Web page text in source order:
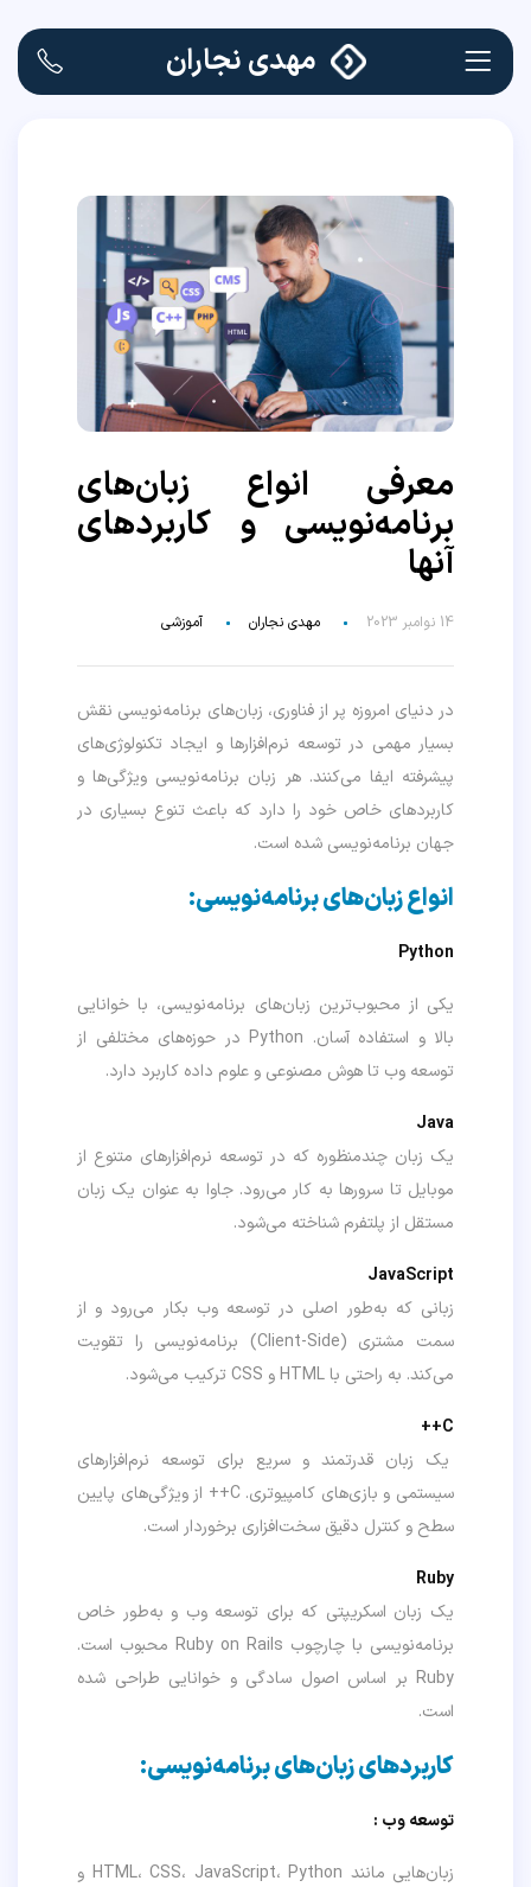
مهدی نجاران
معرفی انواع زبان‌های
برنامه‌نویسی و کاربردهای
آنها
14 نوامبر 2023 مهدی نجاران آموزشی
در دنیای امروزه پر از فناوری، زبان‌های برنامه‌نویسی نقش
بسیار مهمی در توسعه نرم‌افزارها و ایجاد تکنولوژی‌های
پیشرفته ایفا می‌کنند. هر زبان برنامه‌نویسی ویژگی‌ها و
کاربردهای خاص خود را دارد که باعث تنوع بسیاری در
جهان برنامه‌نویسی شده است.
انواع زبان‌های برنامه‌نویسی:
Python
یکی از محبوب‌ترین زبان‌های برنامه‌نویسی، با خوانایی
بالا و استفاده آسان. Python در حوزه‌های مختلفی از
توسعه وب تا هوش مصنوعی و علوم داده کاربرد دارد.
Java
یک زبان چندمنظوره که در توسعه نرم‌افزارهای متنوع از
موبایل تا سرورها به کار می‌رود. جاوا به عنوان یک زبان
مستقل از پلتفرم شناخته می‌شود.
JavaScript
زبانی که به‌طور اصلی در توسعه وب بکار می‌رود و از
سمت مشتری (Client-Side) برنامه‌نویسی را تقویت
می‌کند. به راحتی با HTML و CSS ترکیب می‌شود.
C++
یک زبان قدرتمند و سریع برای توسعه نرم‌افزارهای
سیستمی و بازی‌های کامپیوتری. C++ از ویژگی‌های پایین
سطح و کنترل دقیق سخت‌افزاری برخوردار است.
Ruby
یک زبان اسکریپتی که برای توسعه وب و به‌طور خاص
برنامه‌نویسی با چارچوب Ruby on Rails محبوب است.
Ruby بر اساس اصول سادگی و خوانایی طراحی شده
است.
کاربردهای زبان‌های برنامه‌نویسی:
توسعه وب :
زبان‌هایی مانند HTML، CSS، JavaScript، Python و